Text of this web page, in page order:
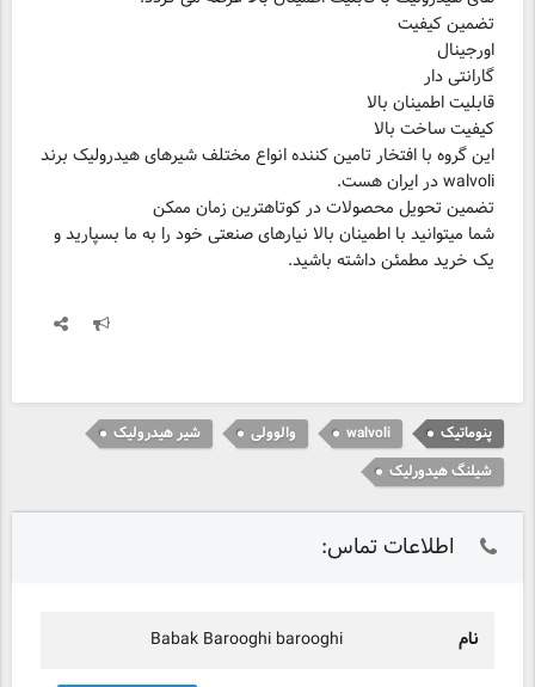
کیفیت ساخت بالا
این گروه با افتخار تامین کننده انواع مختلف شیرهای هیدرولیک برند
شما میتوانید با اطمینان بالا نیارهای صنعتی خود را به ما بسپارید و
یک خرید مطمئن داشته باشید.
پنوماتیک walvoli والوولی
شیر هیدرولیک
شیلنگ هیدورلیک
اطلاعات تماس:
نام Babak Barooghi barooghi